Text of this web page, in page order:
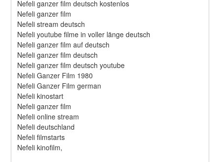
Nefeli ganzer film deutsch kostenlos
Nefeli ganzer film
Nefeli stream deutsch
Nefeli youtube filme in voller länge deutsch
Nefeli ganzer film auf deutsch
Nefeli ganzer film deutsch
Nefeli ganzer film deutsch youtube
Nefeli Ganzer Film 1980
Nefeli Ganzer Film german
Nefeli kinostart
Nefeli ganzer film
Nefeli online stream
Nefeli deutschland
Nefeli filmstarts
Nefeli kinofilm,